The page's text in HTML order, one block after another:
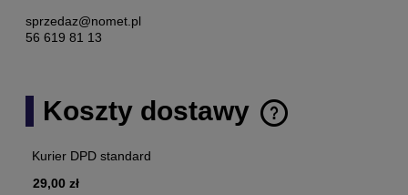
sprzedaz@nomet.pl
56 619 81 13
Koszty dostawy
Cena nie zawiera ewentualnych kosztów płatności
Kurier DPD standard
29,00 zł